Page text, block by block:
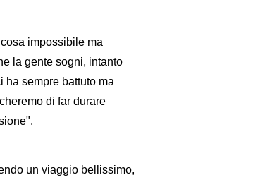
impossibile ma
la gente sogni, intanto
ha sempre battuto ma
di far durare
un viaggio bellissimo,